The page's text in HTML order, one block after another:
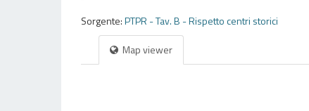
Sorgente:PTPR - Tav. B - Rispetto centri storici
Map viewer